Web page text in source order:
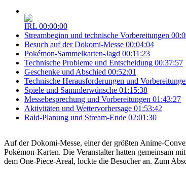
IRL 00:00:00
Streambeginn und technische Vorbereitungen
Besuch auf der Dokomi-Messe 00:04:04
Pokémon-Sammelkarten-Jagd 00:11:23
Technische Probleme und Entscheidung 00:37:57
Geschenke und Abschied 00:52:01
Technische Herausforderungen und
Spiele und Sammlerwünsche 01:15:38
Messebesprechung und Vorbereitungen 01:43:27
Aktivitäten und Wettervorhersage 01:53:42
Raid-Planung und Stream-Ende 02:01:30
Auf der Dokomi-Messe, einer der größten Anime-
Pokémon-Karten. Die Veranstalter hatten gemeinsam
dem One-Piece-Areal, lockte die Besucher an. Zum